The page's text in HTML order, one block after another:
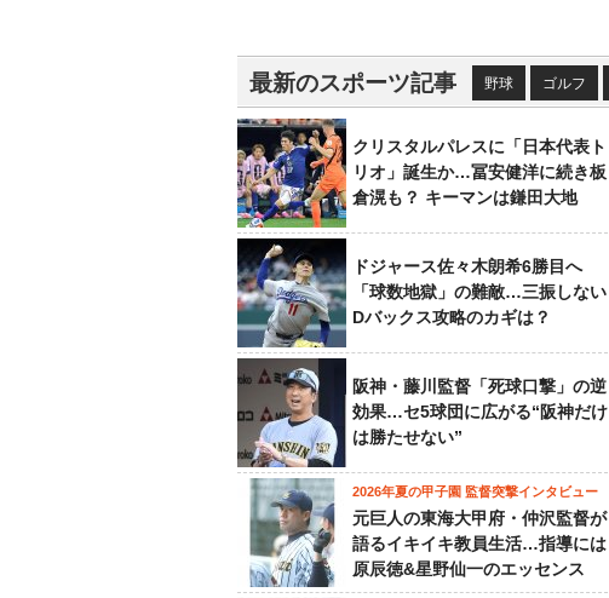
最新のスポーツ記事 野球 ゴルフ
クリスタルパレスに「日本代表ト
リオ」誕生か…冨安健洋に続き板
倉滉も？ キーマンは鎌田大地
ドジャース佐々木朗希6勝目へ
「球数地獄」の難敵…三振しない
Dバックス攻略のカギは？
阪神・藤川監督「死球口撃」の逆
効果…セ5球団に広がる“阪神だけ
は勝たせない”
2026年夏の甲子園 監督突撃インタビュー
元巨人の東海大甲府・仲沢監督が
語るイキイキ教員生活…指導には
原辰徳&星野仙一のエッセンス